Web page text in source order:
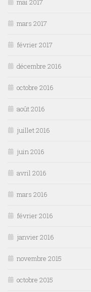
mai 2017
mars 2017
février 2017
décembre 2016
octobre 2016
août 2016
juillet 2016
juin 2016
avril 2016
mars 2016
février 2016
janvier 2016
novembre 2015
octobre 2015